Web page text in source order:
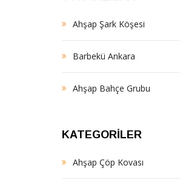
Ahşap Şark Köşesi
Barbekü Ankara
Ahşap Bahçe Grubu
KATEGORILER
Ahşap Çöp Kovası